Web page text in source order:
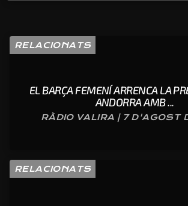
RELACIONATS
EL BARÇA FEMENÍ ARRENCA LA
ANDORRA AMB ...
RÀDIO VALIRA | 7 D'AGOST
RELACIONATS